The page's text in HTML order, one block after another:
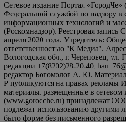
Сетевое издание Портал «ГородЧе»
Федеральной службой по надзору в
информационных технологий и
(Роскомнадзор). Реестровая
апреля 2020 года. Учредитель:
ответственностью "К Медиа".
Вологодская обл., г. Череповец, ул.
редакции +7(8202)28-20-40,
редактор Богомолов А. Ю.
Р публикуются на правах рекламы
материалы, размещенные в сетевом
(www.gorodche.ru) принадлежат
подлежат использованию другими
было форме без письменного